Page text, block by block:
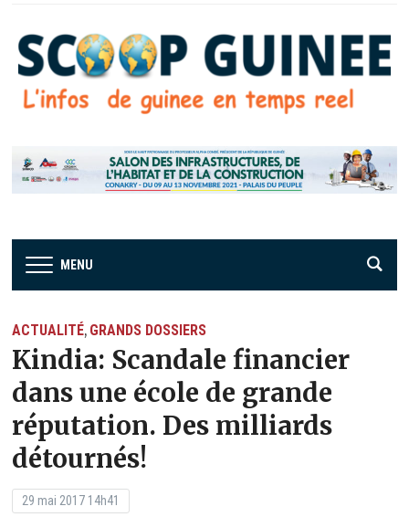
MENU
ACTUALITÉ, GRANDS DOSSIERS
Kindia: Scandale financier
dans une école de grande
réputation. Des milliards
détournés!
29 mai 2017 14h41